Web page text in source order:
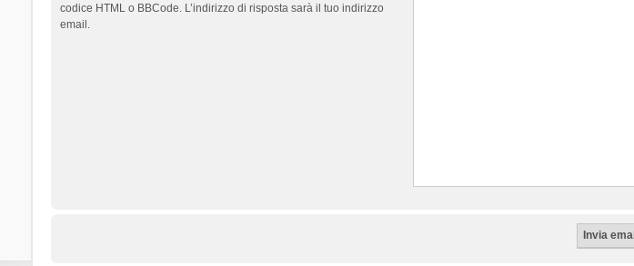
codice HTML o BBCode. L’indirizzo di risposta sarà il tuo indirizzo
email.